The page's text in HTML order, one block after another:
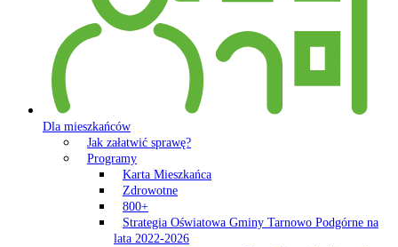
Dla mieszkańców
Jak załatwić sprawę?
Programy
Karta Mieszkańca
Zdrowotne
800+
Strategia Oświatowa Gminy Tarnowo Podgórne na
lata 2022-2026